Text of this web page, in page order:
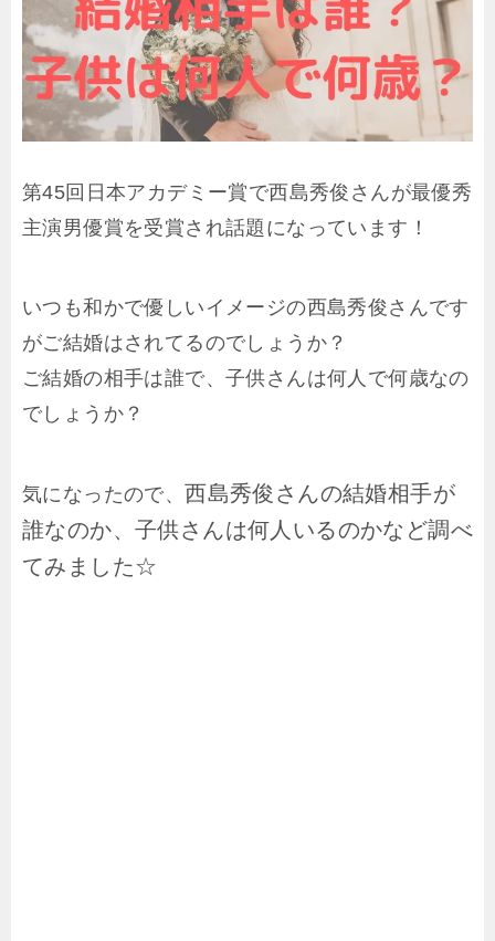
第45回日本アカデミー賞で西島秀俊さんが最優秀
主演男優賞を受賞され話題になっています！
いつも和かで優しいイメージの西島秀俊さんです
がご結婚はされてるのでしょうか？
ご結婚の相手は誰で、子供さんは何人で何歳なの
でしょうか？
気になったので、 西島秀俊さんの結婚相手が
誰なのか、子供さんは何人いるのかなど調べ
てみました☆